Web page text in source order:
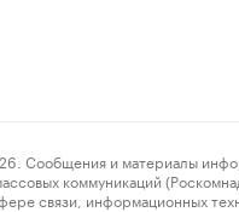
и материалы
коммуникаций
связи, информационных